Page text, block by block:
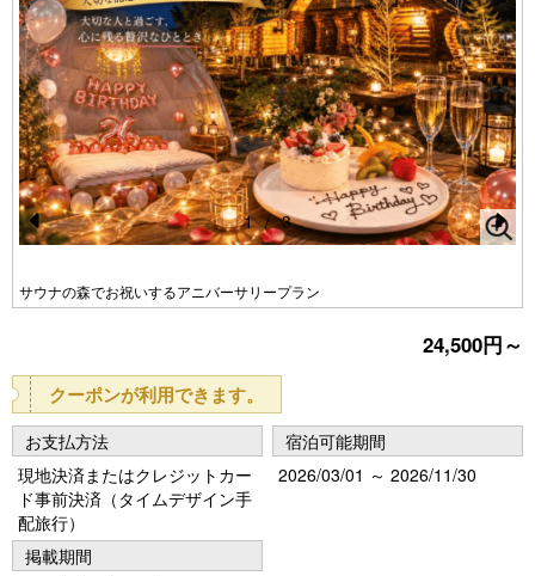
Pr
e
s
サウナの森でお祝いするアニバーサリープラン
N
1 / 3
24,500円～
クーポンが利用できます。
お支払方法
現地決済またはクレジットカー
ド事前決済（タイムデザイン手
配旅行）
宿泊可能期間
2026/03/01 ～ 2026/11/30
掲載期間